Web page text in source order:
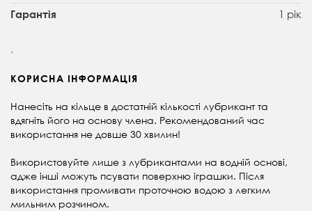
Гарантія 1 рік
.
КОРИСНА ІНФОРМАЦІЯ
Нанесіть на кільце в достатній кількості лубрикант та
вдягніть його на основу члена. Рекомендований час
використання не довше 30 хвилин!
Використовуйте лише з лубрикантами на водній основі,
адже інші можуть псувати поверхню іграшки. Після
використання промивати проточною водою з легким
мильним розчином.